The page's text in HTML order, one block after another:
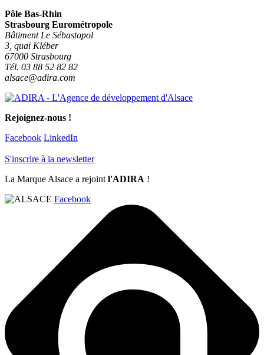
Pôle Bas-Rhin
Strasbourg Eurométropole
Bâtiment Le Sébastopol
3, quai Kléber
67000 Strasbourg
Tél. 03 88 52 82 82
alsace@adira.com
Rejoignez-nous !
Facebook LinkedIn
S'inscrire à la newsletter
La Marque Alsace a rejointl'ADIRA !
Facebook